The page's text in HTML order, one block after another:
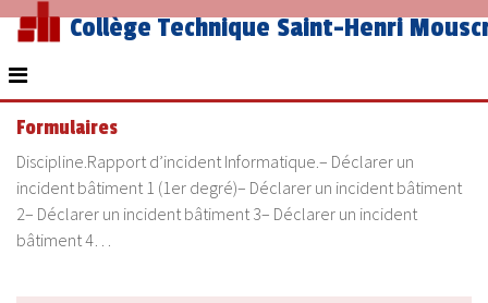
Collège Technique Saint-Henri
Formulaires
Discipline.Rapport d’incident Informatique.– Déclarer un
incident bâtiment 1 (1er degré)– Déclarer un incident bâtiment
2– Déclarer un incident bâtiment 3– Déclarer un incident
bâtiment 4…